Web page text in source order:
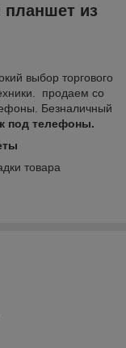
планшет из
выбор торгового
продаем со
Безналичный
под телефоны.
товара